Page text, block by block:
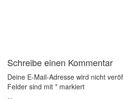
Schreibe einen Kommentar
Deine E-Mail-Adresse wird nicht
Felder sind mit * markiert